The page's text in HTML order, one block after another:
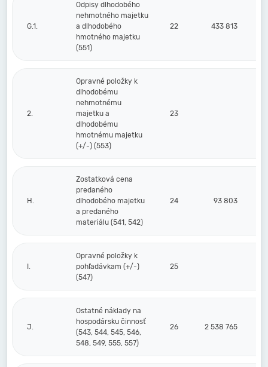
G.1.
Odpisy dlhodobého
nehmotného majetku
a dlhodobého
hmotného majetku
(551)
22 433 813
2.
Opravné položky k
dlhodobému
nehmotnému
majetku a
dlhodobému
hmotnému majetku
(+/-) (553)
23
H.
Zostatková cena
predaného
dlhodobého majetku
a predaného
materiálu (541, 542)
24 93 803
I.
Opravné položky k
pohľadávkam (+/-)
(547)
25
J.
Ostatné náklady na
hospodársku činnosť
(543, 544, 545, 546,
548, 549, 555, 557)
26 2 538 765